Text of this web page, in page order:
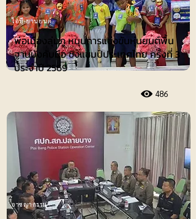
ไอที-ยานยนต์
พ่อเมืองลุ่มภู หนุนการแข่งขันหุ่นยนต์พื้น
ฐานบังคับมือ ชิงแชมป์ประเทศไทย ครั้งที่ 3
ประจำปี 2569
486
อาชญากรรม